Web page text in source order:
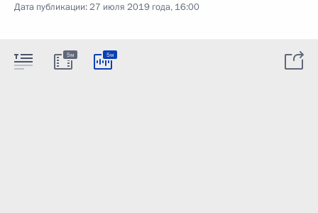
Дата публикации:27 июля 2019 года, 16:00
5м 5м